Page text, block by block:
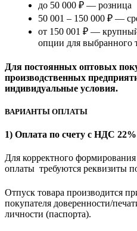
до 50 000 ₽ — розница
50 001 – 150 000 ₽ —
от 150 001 ₽ —
опции для выбранного
Для постоянных оптовых
производственных
индивидуальные условия.
ВАРИАНТЫ ОПЛАТЫ
1) Оплата по счету с НДС 22%
Для корректного
оплаты требуются реквизиты
Отпуск товара производится
покупателя доверенности/
личности (паспорта).